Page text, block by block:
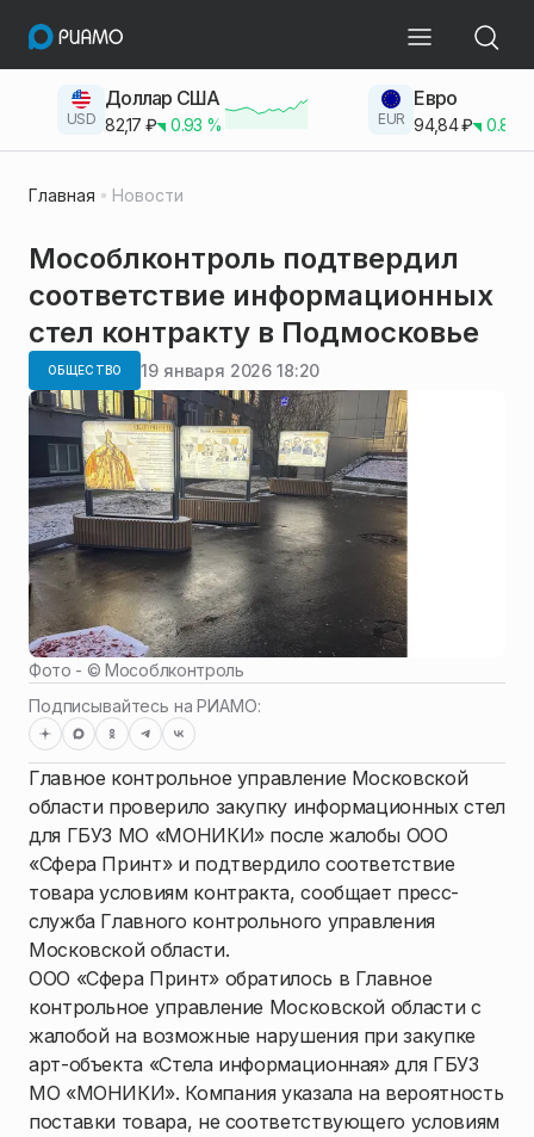
USD
Доллар США
82,17 ₽ 0.93 % EUR
Евро
94,84₽ 0.83
Главная Новости
Мособлконтроль подтвердил
соответствие информационных
стел контракту в Подмосковье
ОБЩЕСТВО 19 января 2026 18:20
Фото - ©Мособлконтроль
Подписывайтесь на РИАМО:
Главное контрольное управление Московской
области проверило закупку информационных стел
для ГБУЗ МО «МОНИКИ» после жалобы ООО
«Сфера Принт» и подтвердило соответствие
товара условиям контракта, сообщает пресс-
служба Главного контрольного управления
Московской области.
ООО «Сфера Принт» обратилось в Главное
контрольное управление Московской области с
жалобой на возможные нарушения при закупке
арт-объекта «Стела информационная» для ГБУЗ
МО «МОНИКИ». Компания указала на вероятность
поставки товара, не соответствующего условиям